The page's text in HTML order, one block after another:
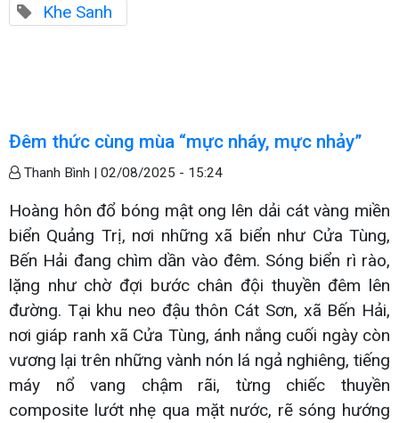
Khe Sanh
Đêm thức cùng mùa “mực nháy, mực nhảy”
Thanh Bình | 02/08/2025 - 15:24
Hoàng hôn đổ bóng mật ong lên dải cát vàng miền
biển Quảng Trị, nơi những xã biển như Cửa Tùng,
Bến Hải đang chìm dần vào đêm. Sóng biển rì rào,
lặng như chờ đợi bước chân đội thuyền đêm lên
đường. Tại khu neo đậu thôn Cát Sơn, xã Bến Hải,
nơi giáp ranh xã Cửa Tùng, ánh nắng cuối ngày còn
vương lại trên những vành nón lá ngả nghiêng, tiếng
máy nổ vang chậm rãi, từng chiếc thuyền
composite lướt nhẹ qua mặt nước, rẽ sóng hướng